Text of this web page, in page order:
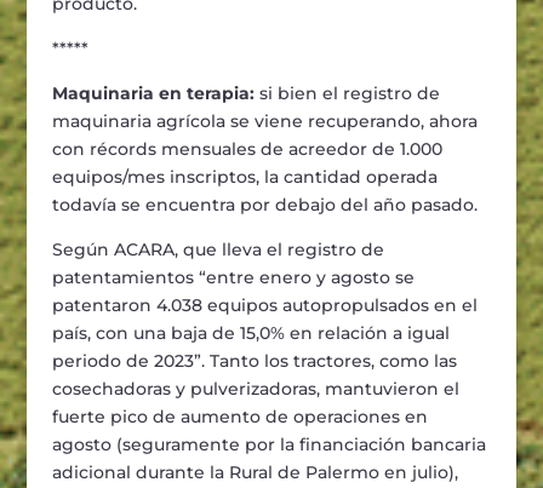
*****
Maquinaria en terapia: si bien el registro de
maquinaria agrícola se viene recuperando, ahora
con récords mensuales de acreedor de 1.000
equipos/mes inscriptos, la cantidad operada
todavía se encuentra por debajo del año pasado.
Según ACARA, que lleva el registro de
patentamientos “entre enero y agosto se
patentaron 4.038 equipos autopropulsados en el
país, con una baja de 15,0% en relación a igual
periodo de 2023”. Tanto los tractores, como las
cosechadoras y pulverizadoras, mantuvieron el
fuerte pico de aumento de operaciones en
agosto (seguramente por la financiación bancaria
adicional durante la Rural de Palermo en julio),